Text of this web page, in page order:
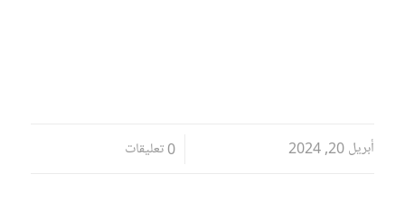
أبريل 20, 2024 0 تعليقات